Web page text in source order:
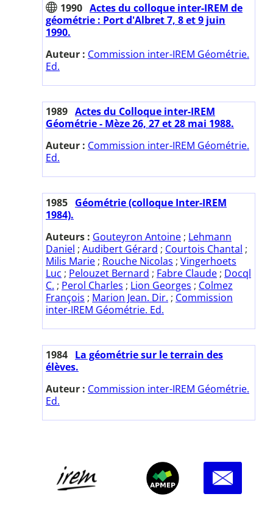
1990 Actes du colloque inter-IREM de
géométrie : Port d'Albret 7, 8 et 9 juin
1990.
Auteur : Commission inter-IREM Géométrie.
Ed.
1989 Actes du Colloque inter-IREM
Géométrie - Mèze 26, 27 et 28 mai 1988.
Auteur : Commission inter-IREM Géométrie.
Ed.
1985 Géométrie (colloque Inter-IREM
1984).
Auteurs : Gouteyron Antoine ; Lehmann
Daniel ; Audibert Gérard ; Courtois Chantal ;
Milis Marie ; Rouche Nicolas ; Vingerhoets
Luc ; Pelouzet Bernard ; Fabre Claude ; Docql
C. ; Perol Charles ; Lion Georges ; Colmez
François ; Marion Jean. Dir. ; Commission
inter-IREM Géométrie. Ed.
1984 La géométrie sur le terrain des
élèves.
Auteur : Commission inter-IREM Géométrie.
Ed.